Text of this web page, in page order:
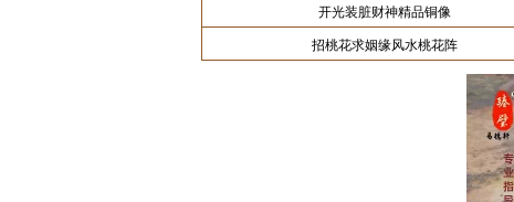
开光装脏财神精品铜像
招桃花求姻缘风水桃花阵